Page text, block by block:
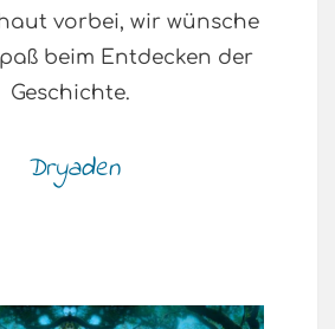
vorbei, wir wünsche
beim Entdecken der
Geschichte.
Dryaden